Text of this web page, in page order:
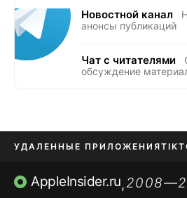
Новостной канал
анонсы публикаций
Чат с читателями
обсуждение
УДАЛЕННЫЕ ПРИЛОЖЕНИЯ
ПРИЛОЖЕНИЯ БЕЗ APP STORE
AppleInsider.ru,